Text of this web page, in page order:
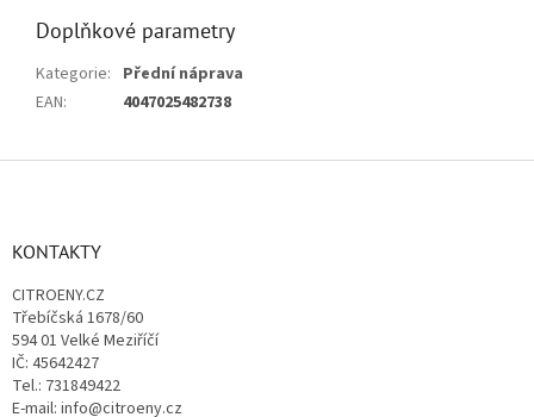
Doplňkové parametry
Kategorie: Přední náprava
EAN: 4047025482738
KONTAKTY
CITROENY.CZ
Třebíčská 1678/60
594 01 Velké Meziříčí
IČ: 45642427
Tel.: 731849422
E-mail: info@citroeny.cz